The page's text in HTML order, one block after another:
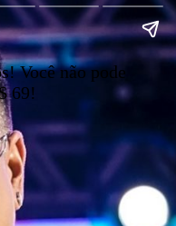
Você não pode
69!